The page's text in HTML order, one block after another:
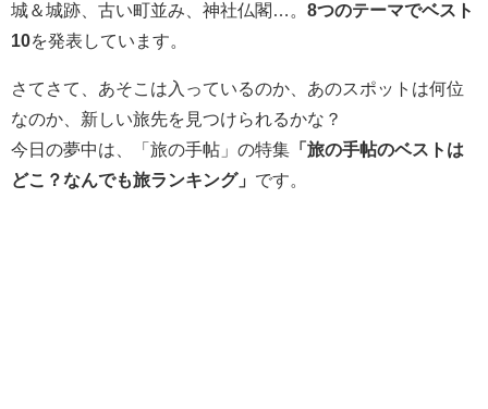
城＆城跡、古い町並み、神社仏閣…。 8つのテーマでベスト
10を発表しています。
さてさて、あそこは入っているのか、あのスポットは何位
なのか、新しい旅先を見つけられるかな？
今日の夢中は、「旅の手帖」の特集 「旅の手帖のベストは
どこ？なんでも旅ランキング」 です。